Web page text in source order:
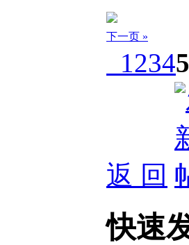
下一页 »
1 2345
返 回
快速